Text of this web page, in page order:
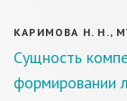
КАРИМОВА Н. Н.,
Сущность
формировании